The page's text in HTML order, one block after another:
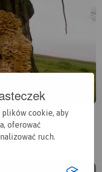
plików cookie, aby
oferować
ruch.
0mm